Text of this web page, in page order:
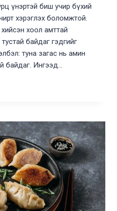
үнэртэй биш учир бүхий
хэрэглэх боломжтой.
хоол амттай
байдаг гэдгийг
туна загас нь амин
байдаг. Ингээд…